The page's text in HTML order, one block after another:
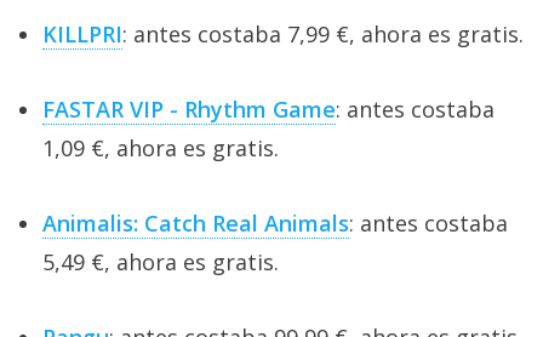
KILLPRI: antes costaba 7,99 €, ahora es gratis.
FASTAR VIP - Rhythm Game: antes costaba
1,09 €, ahora es gratis.
Animalis: Catch Real Animals: antes costaba
5,49 €, ahora es gratis.